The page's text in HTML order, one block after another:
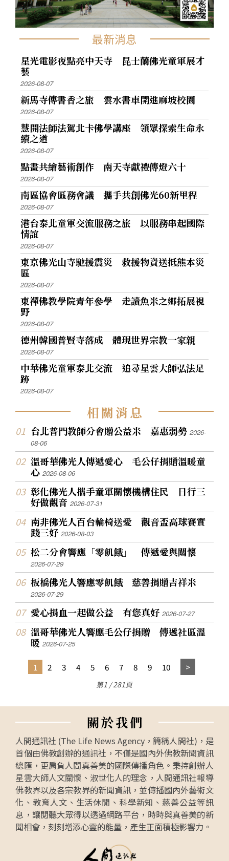
最新消息
星光電影夜點亮中天寺 昆士蘭佛光童軍展才
藝
2026-08-07
新馬寺傳書香之旅 雲水書車開進麻坡校園
2026-08-07
慧開法師法駕北卡佛學講座 領眾探索生命永
續之道
2026-08-07
點畫共繪藝術創作 南天寺獻禮傳燈六十
2026-08-07
南區協會區務會議 攜手共創佛光60新里程
2026-08-07
港台泰北童軍交流服務之旅 以服務串起國際
情誼
2026-08-07
東京佛光山寺馳援震災 救援物資送抵熊本災
區
2026-08-07
東禪佛教學院青年參學 走讀魚米之鄉拓展視
野
2026-08-07
德州韓國普賢寺落成 體現世界宗教一家親
2026-08-07
中華佛光童軍泰北交流 追尋星雲大師弘法足
跡
2026-08-07
相關消息
台北普門教師分會贈公益米 嘉惠弱勢2026-
08-06
溫哥華佛光人傳遞愛心 毛公仔捐贈溫暖童
心2026-08-06
彰化佛光人攜手童軍關懷機構住民 日行三
好做觀音2026-07-31
南非佛光人百台輪椅送愛 觀音盃高球賽實
踐三好2026-08-03
松二分會響應「零飢餓」 傳遞愛與關懷
2026-07-29
板橋佛光人響應零飢餓 慈善捐贈吉祥米
2026-07-29
愛心捐血一起做公益 有您真好2026-07-27
溫哥華佛光人響應毛公仔捐贈 傳遞社區溫
暖2026-07-25
1 2 3 4 5 6 7 8 9 10
第1 / 281頁
關於我們
人間通訊社 (The Life News Agency，簡稱人間社)，是
首個由佛教創辦的通訊社，不僅是國內外佛教新聞資訊
總匯，更肩負人間真善美的國際傳播角色。秉持創辦人
星雲大師人文關懷、淑世化人的理念，人間通訊社報導
佛教界以及各宗教界的新聞資訊，並傳播國內外藝術文
化、教育人文、生活休閒、科學新知、慈善公益等訊
息，讓閱聽大眾得以透過網路平台，時時與真善美的新
聞相會，刻刻增添心靈的能量，產生正面積極影響力。